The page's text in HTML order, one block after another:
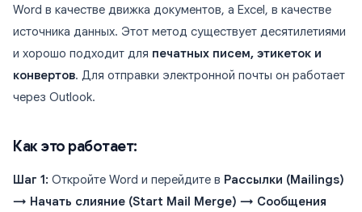
Word в качестве движка документов, а Excel, в качестве
источника данных. Этот метод существует десятилетиями
и хорошо подходит для печатных писем, этикеток и
конвертов. Для отправки электронной почты он работает
через Outlook.
Как это работает:
Шаг 1: Откройте Word и перейдите в Рассылки (Mailings)
→ Начать слияние (Start Mail Merge) → Сообщения